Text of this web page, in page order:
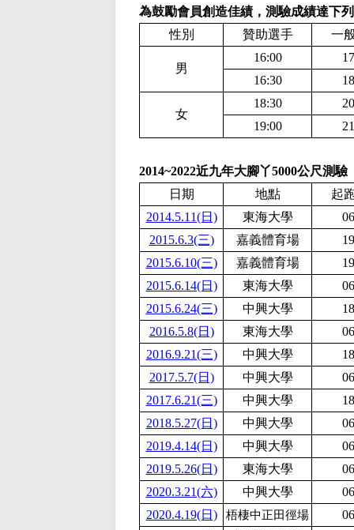
為鼓勵會員創造佳績，測驗成績達下
性別
贊助選手 一
男
16:00
16:30
女
18:30
19:00
2014~2022近九年大腳丫5000公尺測驗
日期
地點
起
2014.5.11(日)
東海大學
2015.6.3(三)
嘉義體育場
2015.6.10(三)
嘉義體育場
2015.6.14(日)
東海大學
2015.6.24(三)
中興大學
2016.5.8(日)
東海大學
2016.9.21(三)
中興大學
2017.5.7(日)
中興大學
2017.6.21(三)
中興大學
2018.5.27(日)
中興大學
2019.4.14(日)
中興大學
2019.5.26(日)
東海大學
2020.3.21(六)
中興大學
2020.4.19(日)
梧棲中正田徑場